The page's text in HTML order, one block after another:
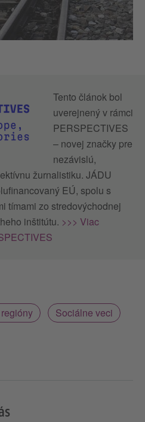
Tento článok bol
uverejnený v rámci
PERSPECTIVES
– novej značky pre
nezávislú,
žurnalistiku. JÁDU
EÚ, spolu s
tímami zo stredovýchodnej
inštitútu. >>> Viac
Sociálne veci